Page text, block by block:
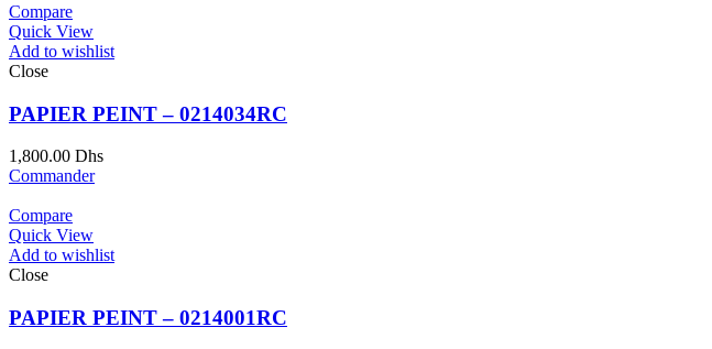
Compare
Quick View
Add to wishlist
Close
PAPIER PEINT – 0214034RC
1,800.00 Dhs
Commander
Compare
Quick View
Add to wishlist
Close
PAPIER PEINT – 0214001RC